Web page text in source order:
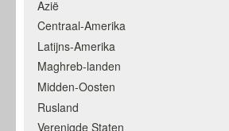
Azië
Centraal-Amerika
Latijns-Amerika
Maghreb-landen
Midden-Oosten
Rusland
Verenigde Staten